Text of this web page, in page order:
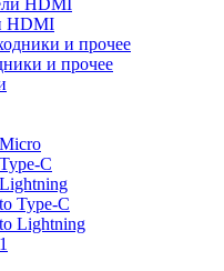
HDMI
и прочее
C
Type-C
Lightning